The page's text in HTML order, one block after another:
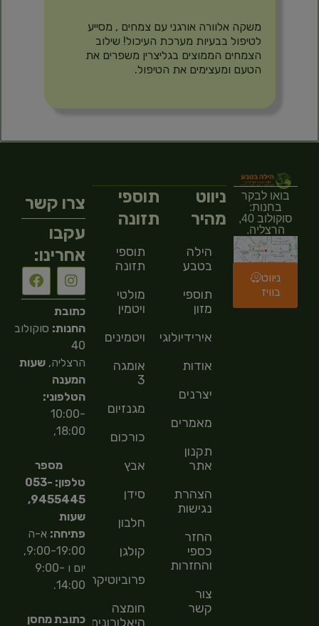
משקה‭ ‬אלוורה אורגני‭ ‬עם‭ ‬צמחים , מסייע
לטיפול בבעיות מערכת העיכול! שילוב
הצמחים הממוצים בגליצרין משפרים את
הטעם ומעצימים את הטיפול.
בואו לבקר
בחנות:
סוקולוב 40,
הרצליה.
ניווט
בוויז
ניווט
מהיר
הילה
בטבע
תוספי
מזון
אירידיולוגיה
אודות
יצרנים
מאמרים
תקנון
אתר
הצהרת
נגישות
החזר
כספי
והחזרות
צור
קשר
תוספי
תזונה
תוספי
תזונה
מולטי
ויטמין
ויטמינים
אומגה
3
מגנזיום
כורכום
אבץ
סידן
חלבון
קולגן
פרוביוטיקה
חומצה
היאלורונית
צרו קשר
עקבו
אחרינו:
כתובת
החנות: סוקולוב
40
הרצליה,שעות
המענה
הטלפוני:
10:00-
18:00,
מספר
טלפון: 053-
9455445,
שעות
פתיחה: א-ה
9:00-19:00,
יום ו 9:00-
14:00.
כתובת מחסן